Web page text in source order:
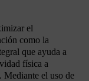
el
como la
que ayuda a
física a
Mediante el uso de